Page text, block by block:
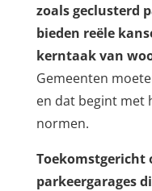
zoals geclusterd
bieden reële
kerntaak van
Gemeenten
en dat begint met
normen.
Toekomstgericht
parkeergarages